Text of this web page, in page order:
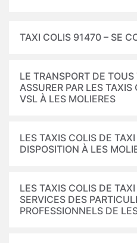
TAXI COLIS 91470 – SE
LE TRANSPORT DE
ASSURER PAR LES
VSL À LES MOLIERES
LES TAXIS COLIS DE
DISPOSITION À LES
LES TAXIS COLIS DE
SERVICES DES
PROFESSIONNELS DE